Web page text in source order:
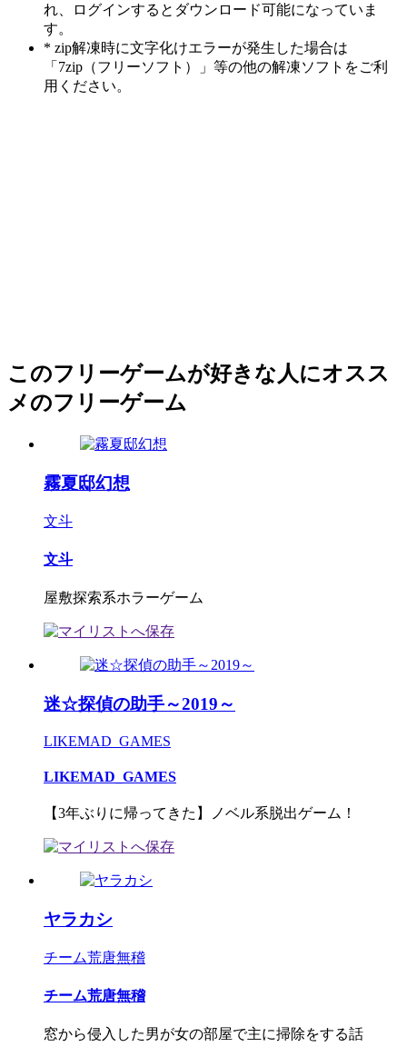
れ、ログインするとダウンロード可能になっていま
す。
* zip解凍時に文字化けエラーが発生した場合は
「7zip（フリーソフト）」等の他の解凍ソフトをご利
用ください。
このフリーゲームが好きな人にオスス
メのフリーゲーム
霧夏邸幻想
文斗
文斗
屋敷探索系ホラーゲーム
迷☆探偵の助手～2019～
LIKEMAD_GAMES
LIKEMAD_GAMES
【3年ぶりに帰ってきた】ノベル系脱出ゲーム！
ヤラカシ
チーム荒唐無稽
チーム荒唐無稽
窓から侵入した男が女の部屋で主に掃除をする話